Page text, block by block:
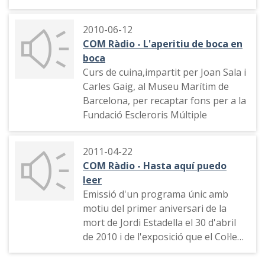
2010-06-12
COM Ràdio - L'aperitiu de boca en
boca
Curs de cuina,impartit per Joan Sala i
Carles Gaig, al Museu Marítim de
Barcelona, per recaptar fons per a la
Fundació Escleroris Múltiple
2011-04-22
COM Ràdio - Hasta aquí puedo
leer
Emissió d'un programa únic amb
motiu del primer aniversari de la
mort de Jordi Estadella el 30 d'abril
de 2010 i de l'exposició que el Col·legi
de Periodistes de Catalunya li va